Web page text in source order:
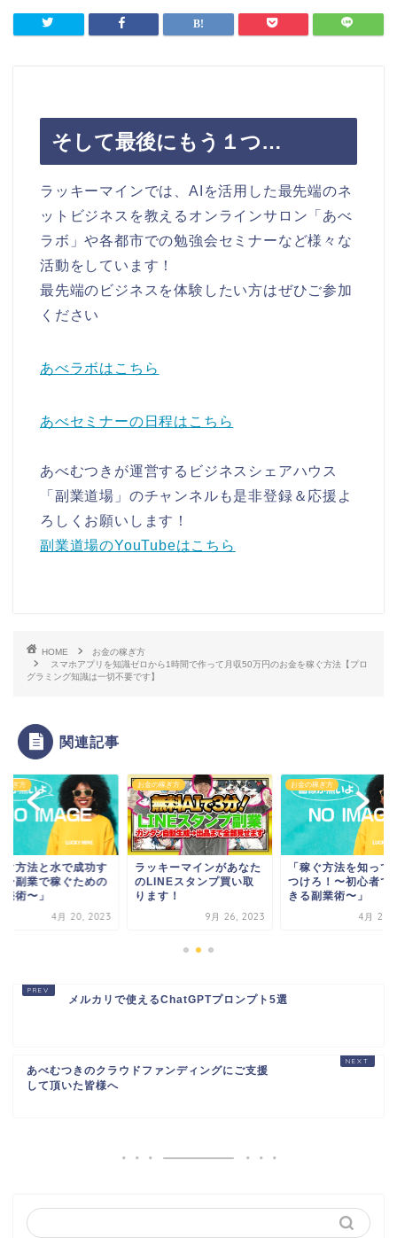
そして最後にもう１つ…
ラッキーマインでは、AIを活用した最先端のネ
ットビジネスを教えるオンラインサロン「あべ
ラボ」や各都市での勉強会セミナーなど様々な
活動をしています！
最先端のビジネスを体験したい方はぜひご参加
ください
あべラボはこちら
あべセミナーの日程はこちら
あべむつきが運営するビジネスシェアハウス
「副業道場」のチャンネルも是非登録＆応援よ
ろしくお願いします！
副業道場のYouTubeはこちら
HOME
お金の稼ぎ方
スマホアプリを知識ゼロから1時間で作って月収50万円のお金を稼ぐ方法【プロ
グラミング知識は一切不要です】
関連記事
金の稼ぎ方
ッキーマインがあなた
LINEスタンプ買い取
ます！
9月 26, 2023
お金の稼ぎ方
「稼ぐ方法を知って火を
つけろ！〜初心者でもで
きる副業術〜」
4月 20, 2023
お金の稼ぎ方
「稼ぐ方法と水で
る！〜副業で稼ぐ
水商売術〜」
4月
メルカリで使えるChatGPTプロンプト5選
あべむつきのクラウドファンディングにご支援
して頂いた皆様へ